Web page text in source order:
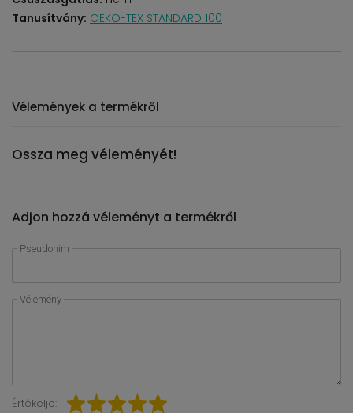
Tanusítvány: OEKO-TEX STANDARD 100
Vélemények a termékről
Ossza meg véleményét!
Adjon hozzá véleményt a termékről
Pseudonim
Vélemény
Értékelje: